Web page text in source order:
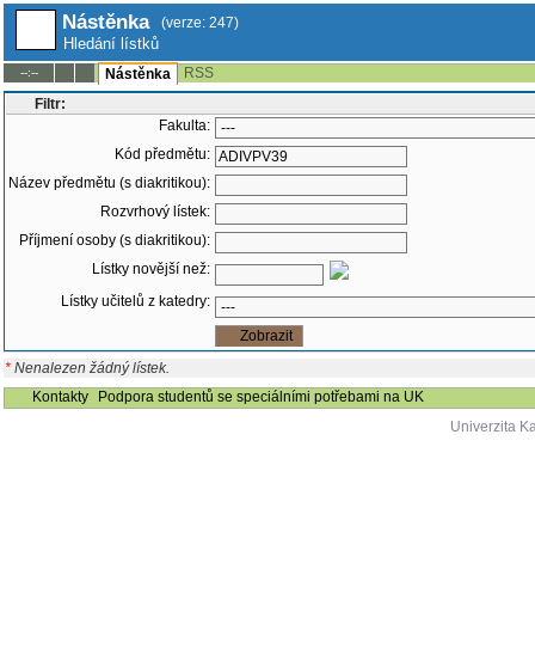
Nástěnka (verze: 247)
Hledání lístků
--:-- Nástěnka
RSS
Filtr:
Fakulta:
Kód předmětu:
Název předmětu (s diakritikou):
Rozvrhový lístek:
Příjmení osoby (s diakritikou):
Lístky novější než:
Lístky učitelů z katedry:
* Nenalezen žádný lístek.
Kontakty
Podpora studentů se speciálními potřebami na UK
Univerzita